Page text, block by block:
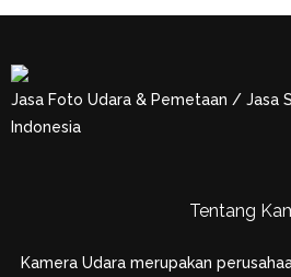
Jasa Foto Udara & Pemetaan / Jasa
Indonesia
Tentang
Kamera Udara merupakan